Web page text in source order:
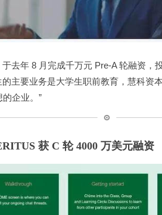
去年 8 月完成千万元 Pre-A 轮融资，
主要业务是大学生职前教育，慧科资
企业。”
获 C 轮 4000 万美元融资